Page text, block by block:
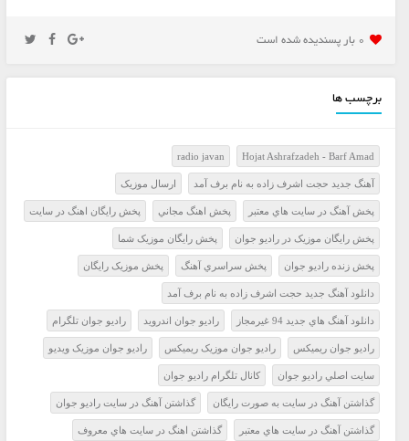
0 بار پسنديده شده است
برچسب ها
Hojat Ashrafzadeh - Barf Amad
radio javan
آهنگ جدید حجت اشرف زاده به نام برف آمد ارسال موزيک
پخش آهنگ در سايت هاي معتبر پخش اهنگ مجاني پخش رايگان اهنگ در سايت
پخش رايگان موزيک در راديو جوان پخش رايگان موزيک شما
پخش زنده راديو جوان پخش سراسري آهنگ پخش موزيک رايگان
دانلود آهنگ جدید حجت اشرف زاده به نام برف آمد
دانلود آهنگ هاي جديد 94 غيرمجاز راديو جوان اندرويد راديو جوان تلگرام
راديو جوان ريميکس راديو جوان موزيک ريميکس راديو جوان موزيک ويديو
سايت اصلي راديو جوان کانال تلگرام راديو جوان
گذاشتن آهنگ در سايت به صورت رايگان گذاشتن آهنگ در سايت راديو جوان
گذاشتن آهنگ در سايت هاي معتبر گذاشتن اهنگ در سايت هاي معروف